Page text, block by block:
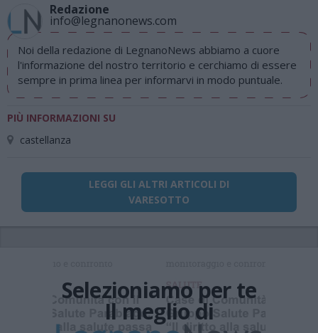
Redazione
info@legnanonews.com
Noi della redazione di LegnanoNews abbiamo a cuore
l'informazione del nostro territorio e cerchiamo di essere
sempre in prima linea per informarvi in modo puntuale.
PIÙ INFORMAZIONI SU
castellanza
LEGGI GLI ALTRI ARTICOLI DI
VARESOTTO
Selezioniamo per te
Il meglio di